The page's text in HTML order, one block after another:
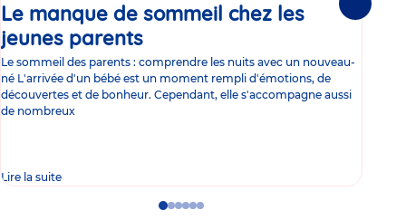
Le manque de sommeil chez les
jeunes parents
Le sommeil des parents : comprendre les nuits avec un nouveau-
né L'arrivée d'un bébé est un moment rempli d'émotions, de
découvertes et de bonheur. Cependant, elle s'accompagne aussi
de nombreux
Lire la suite
GoGoGoGo
GoGo